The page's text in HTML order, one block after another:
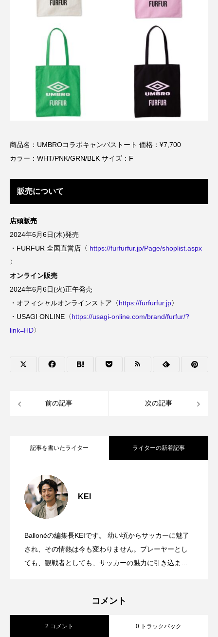
商品名：UMBROコラボキャンバストート 価格：¥7,700
カラー：WHT/PNK/GRN/BLK サイズ：F
販売について
店頭販売
2024年6月6日(木)発売
・FURFUR 全国直営店〈 https://furfurfur.jp/Page/shoplist.aspx
〉
オンライン販売
2024年6月6日(火)正午発売
・オフィシャルオンラインストア〈https://furfurfur.jp〉
・USAGI ONLINE〈https://usagi-online.com/brand/furfur/?
link=HD〉
前の記事 次の記事
記事を書いたライター ライターの新着記事
KEI
Ballonéの編集長KEIです。 幼い頃からサッカーに魅了
され、その情熱は今も変わりません。プレーヤーとし
ても、観戦者としても、サッカーの魅力に引き込まれ
す。ビジネスの場でも、カジュアルな場でも、さりげ
なくサッカー愛を表現できる方法があればいいな、
と。 そんな思いから生まれたのが、このBallonéです。
2025.11.07
始
2024.11.20
2024.10.03
（セブン）』が、10月7日に発売！
コメント
2 コメント 0 トラックバック